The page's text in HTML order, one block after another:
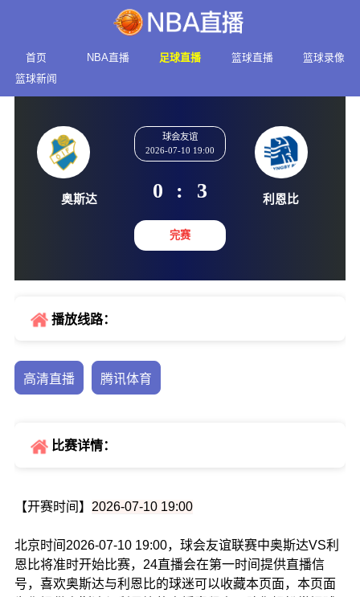
首页 NBA直播 足球直播 篮球直播
篮球录像
篮球新闻
2026-07-10 19:00
0 :
播放线路：
高清直播 腾讯体育
比赛详情：
【开赛时间】 2026-07-10 19:00
北京时间2026-07-10 19:00，球会友谊联赛中奥斯达VS利
恩比将准时开始比赛，24直播会在第一时间提供直播信
号，喜欢奥斯达与利恩比的球迷可以收藏本页面，本页面